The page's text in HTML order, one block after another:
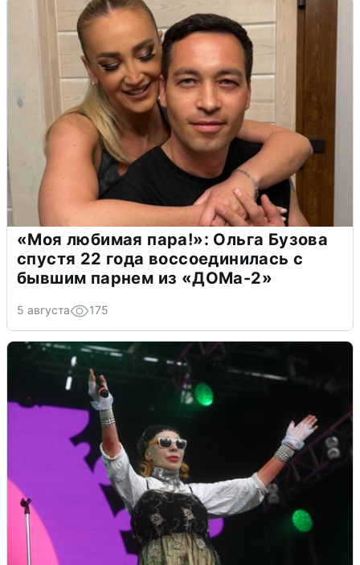
«Моя любимая пара!»: Ольга Бузова
спустя 22 года воссоединилась с
бывшим парнем из «ДОМа-2»
5 августа 175